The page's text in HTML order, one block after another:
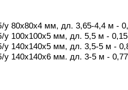
у 80х80х4 мм, дл. 3,65-4,4 м -
у 100х100х5 мм, дл. 5,5 м -
у 140х140х5 мм, дл. 3,5-5 м -
у 140х140х6 мм. дл. 3-5 м -